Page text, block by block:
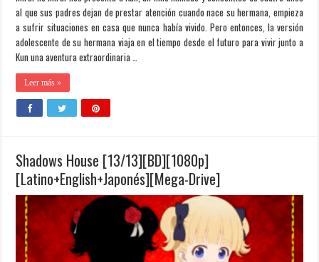
al que sus padres dejan de prestar atención cuando nace su hermana, empieza
a sufrir situaciones en casa que nunca había vivido. Pero entonces, la versión
adolescente de su hermana viaja en el tiempo desde el futuro para vivir junto a
Kun una aventura extraordinaria …
Leer más »
Shadows House [13/13][BD][1080p]
[Latino+English+Japonés][Mega-Drive]